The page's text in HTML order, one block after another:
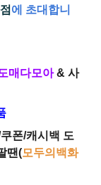
에 초대합니
매다모아 & 사
폰/캐시백 도
땐(모두의백화